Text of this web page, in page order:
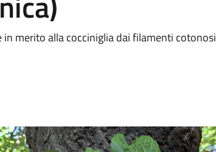
merito alla cocciniglia dai filamenti cotonosi